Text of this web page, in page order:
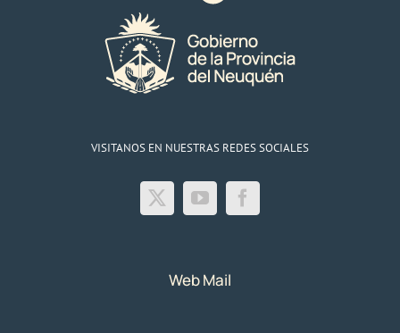
VISITANOS EN NUESTRAS REDES SOCIALES
Web Mail